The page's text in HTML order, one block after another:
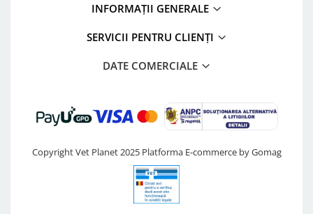
INFORMAȚII GENERALE
SERVICII PENTRU CLIENȚI
DATE COMERCIALE
Copyright Vet Planet 2025 Platforma E-commerce by Gomag